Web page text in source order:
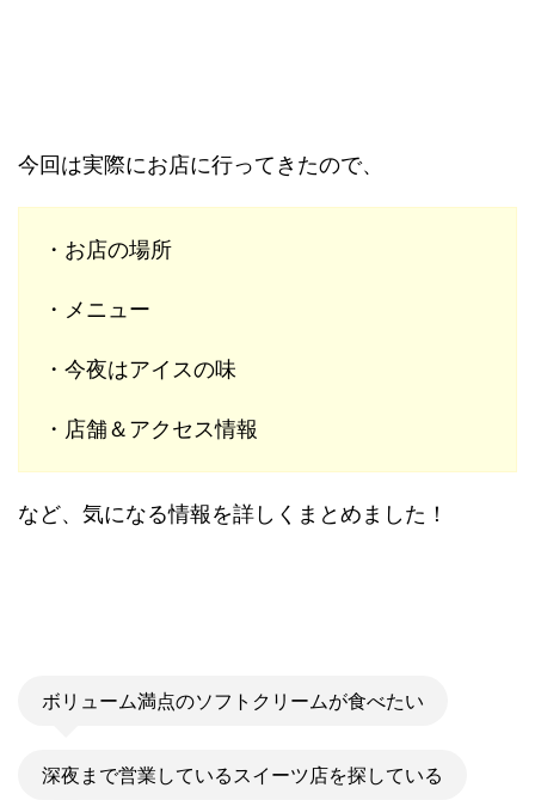
今回は実際にお店に行ってきたので、
・お店の場所
・メニュー
・今夜はアイスの味
・店舗＆アクセス情報
など、気になる情報を詳しくまとめました！
ボリューム満点のソフトクリームが食べたい
深夜まで営業しているスイーツ店を探している